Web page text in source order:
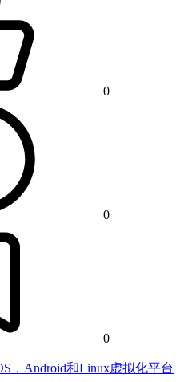
0
0
0
，Android和Linux虚拟化平台